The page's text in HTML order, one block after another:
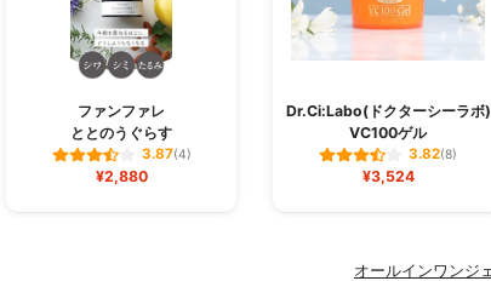
ファンファレ
ととのうぐらす
3.87(4)
¥2,880
Dr.Ci:Labo(ドクターシーラボ)
VC100ゲル
3.82(8)
¥3,524
オールインワンジ